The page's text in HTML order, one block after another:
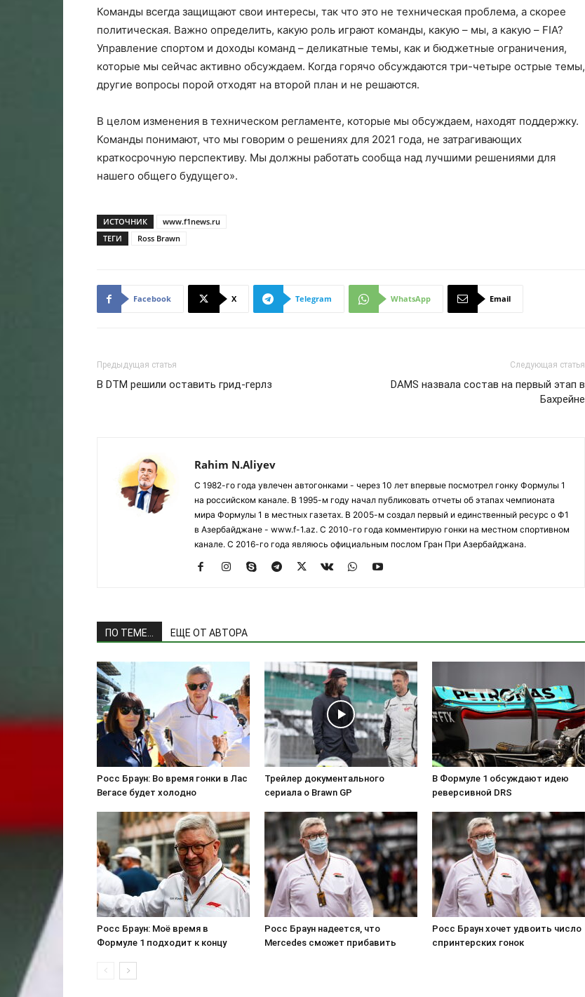
Команды всегда защищают свои интересы, так что это не техническая проблема, а скорее
политическая. Важно определить, какую роль играют команды, какую – мы, а какую – FIA?
Управление спортом и доходы команд – деликатные темы, как и бюджетные ограничения,
которые мы сейчас активно обсуждаем. Когда горячо обсуждаются три-четыре острые темы,
другие вопросы порой отходят на второй план и не решаются.
В целом изменения в техническом регламенте, которые мы обсуждаем, находят поддержку.
Команды понимают, что мы говорим о решениях для 2021 года, не затрагивающих
краткосрочную перспективу. Мы должны работать сообща над лучшими решениями для
нашего общего будущего».
ИСТОЧНИК
www.f1news.ru
ТЕГИ
Ross Brawn
Facebook X Telegram WhatsApp Email
Предыдущая статья
В DTM решили оставить грид-герлз
Следующая статья
DAMS назвала состав на первый этап в
Бахрейне
Rahim N.Aliyev
С 1982-го года увлечен автогонками - через 10 лет впервые посмотрел гонку Формулы 1
на российском канале. В 1995-м году начал публиковать отчеты об этапах чемпионата
мира Формулы 1 в местных газетах. В 2005-м создал первый и единственный ресурс о Ф1
в Азербайджане - www.f-1.az. С 2010-го года комментирую гонки на местном спортивном
канале. С 2016-го года являюсь официальным послом Гран При Азербайджана.
ПО ТЕМЕ... ЕЩЕ ОТ АВТОРА
Росс Браун: Во время гонки в Лас
Вегасе будет холодно
Трейлер документального
сериала о Brawn GP
В Формуле 1 обсуждают идею
реверсивной DRS
Росс Браун: Моё время в
Формуле 1 подходит к концу
Росс Браун надеется, что
Mercedes сможет прибавить
Росс Браун хочет удвоить число
спринтерских гонок